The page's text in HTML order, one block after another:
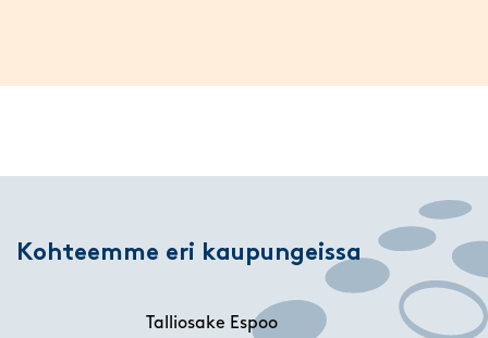
Kohteemme eri kaupungeissa
Talliosake Espoo